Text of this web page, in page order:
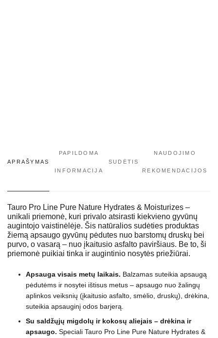
APRAŠYMAS
PAPILDOMA
INFORMACIJA
SUDĖTIS
NAUDOJIMO
REKOMENDACIJOS
Tauro Pro Line Pure Nature Hydrates & Moisturizes –
unikali priemonė, kuri privalo atsirasti kiekvieno gyvūnų
augintojo vaistinėlėje. Šis natūralios sudėties produktas
žiemą apsaugo gyvūnų pėdutes nuo barstomų druskų bei
purvo, o vasarą – nuo įkaitusio asfalto paviršiaus. Be to, ši
priemonė puikiai tinka ir augintinio nosytės priežiūrai.
Apsauga visais metų laikais. Balzamas suteikia apsaugą
pėdutėms ir nosytei ištisus metus – apsaugo nuo žalingų
aplinkos veiksnių (įkaitusio asfalto, smėlio, druskų), drėkina,
suteikia apsauginį odos barjerą.
Su saldžųjų migdolų ir kokosų aliejais – drėkina ir
apsaugo. Speciali Tauro Pro Line Pure Nature Hydrates &